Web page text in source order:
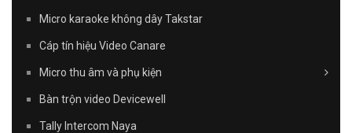
Micro karaoke không dây Takstar
Cáp tín hiệu Video Canare
Micro thu âm và phụ kiện
Bàn trộn video Devicewell
Tally Intercom Naya